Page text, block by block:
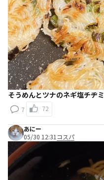
そうめんとツナのネギ塩チヂミ
7 72
あにー
05/30 12:31 コスパ